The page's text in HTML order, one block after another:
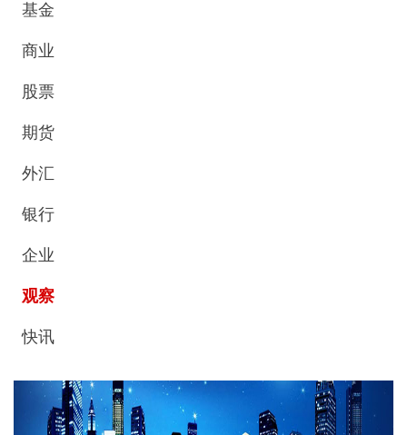
基金
商业
股票
期货
外汇
银行
企业
观察
快讯